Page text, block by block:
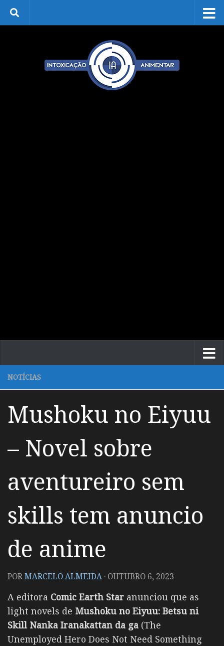
Skip to content
NOTÍCIAS
Mushoku no Eiyuu
– Novel sobre
aventureiro sem
skills tem anuncio
de anime
PORMARCELO ALMEIDA · OUTUBRO 6, 2023
A editora Comic Earth Star anunciou que as
light novels de Mushoku no Eiyuu: Betsu ni
Skill Nanka Iranakattan da ga (The
Unemployed Hero Does Not Need Something